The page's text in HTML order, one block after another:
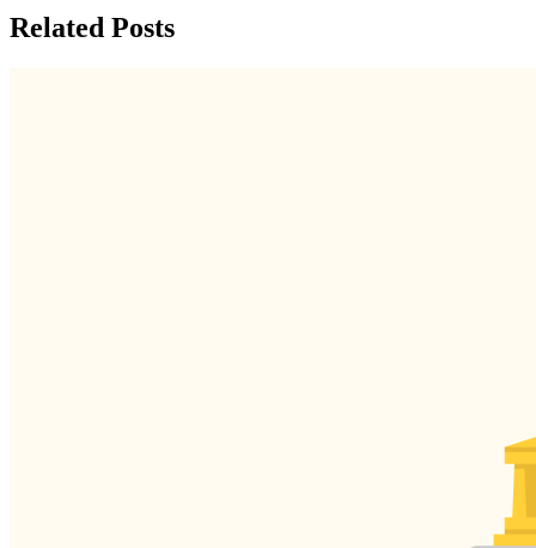
Related Posts